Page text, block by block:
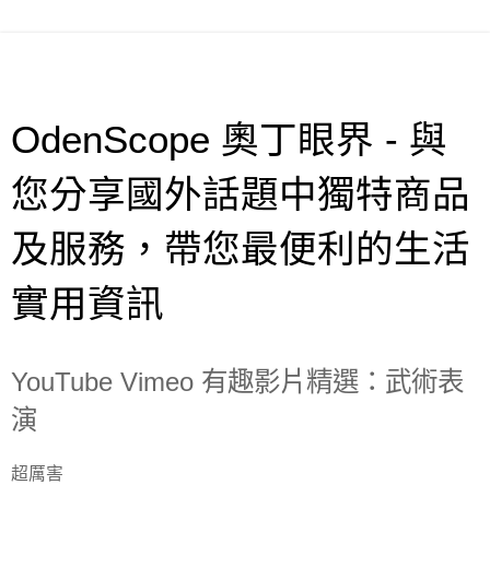
OdenScope 奧丁眼界 - 與
您分享國外話題中獨特商品
及服務，帶您最便利的生活
實用資訊
YouTube Vimeo 有趣影片精選：武術表
演
超厲害